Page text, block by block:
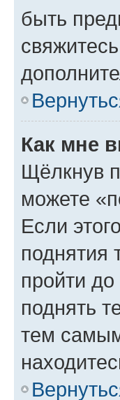
быть
Как мне
Щёлкнув
можете
Если
поднятия
пройти
поднять
тем